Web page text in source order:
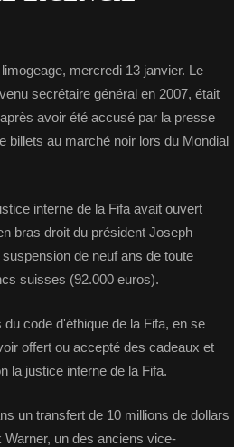
mercredi 13 janvier. Le
secrétaire général en 2007, était
avoir été accusé par la presse
billets au marché noir lors du Mondial
interne de la Fifa avait ouvert
bras droit du président Joseph
de neuf ans de toute
suisses (92.000 euros).
code d'éthique de la Fifa, en se
offert ou accepté des cadeaux et
la justice interne de la Fifa.
un transfert de 10 millions de dollars
un des anciens vice-